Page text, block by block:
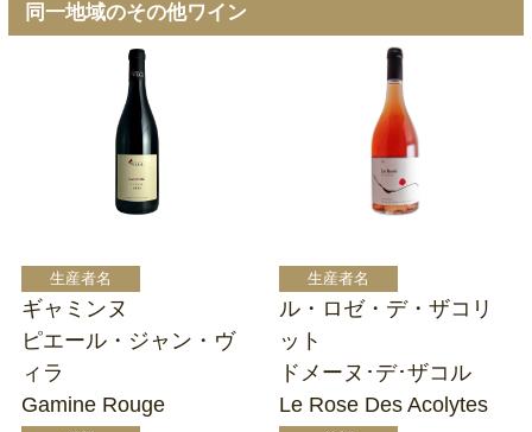
同一地域のその他ワイン
ギャミンヌ
ピエール・ジャン・ヴ
ィラ
Gamine Rouge
ル・ロゼ・デ・ザコリ
ット
ドメーヌ･デ･ザコル
Le Rose Des Acolytes